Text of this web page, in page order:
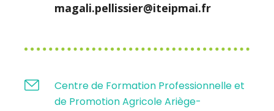
magali.pellissier@iteipmai.fr
Centre de Formation Professionnelle et
de Promotion Agricole Ariège-